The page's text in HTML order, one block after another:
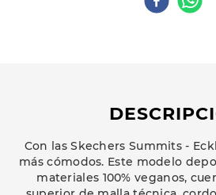
Con las Skechers Summits -
más cómodos. Este modelo
materiales 100% veganos,